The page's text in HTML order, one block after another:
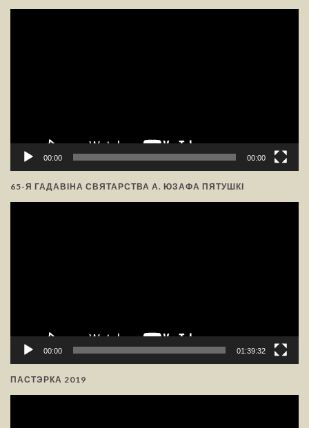
00:00 00:00
65-Я ГАДАВІНА СВЯТАРСТВА А. ЮЗАФА ПЯТУШКІ
00:00 01:39:32
ПАСТЭРКА 2019